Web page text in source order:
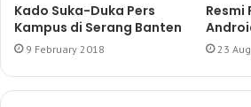
Kado Suka-Duka Pers
Kampus di Serang Banten
9 February 2018
Resmi
23